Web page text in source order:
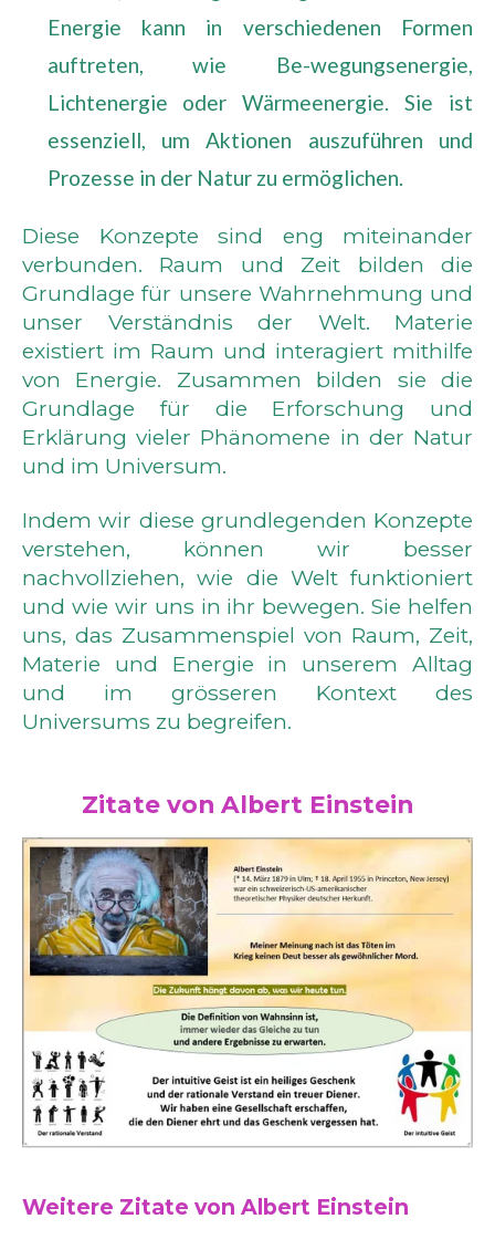
Energie kann in verschiedenen Formen
auftreten, wie Be-wegungsenergie,
Lichtenergie oder Wärmeenergie. Sie ist
essenziell, um Aktionen auszuführen und
Prozesse in der Natur zu ermöglichen.
Diese Konzepte sind eng miteinander
verbunden. Raum und Zeit bilden die
Grundlage für unsere Wahrnehmung und
unser Verständnis der Welt. Materie
existiert im Raum und interagiert mithilfe
von Energie. Zusammen bilden sie die
Grundlage für die Erforschung und
Erklärung vieler Phänomene in der Natur
und im Universum.
Indem wir diese grundlegenden Konzepte
verstehen, können wir besser
nachvollziehen, wie die Welt funktioniert
und wie wir uns in ihr bewegen. Sie helfen
uns, das Zusammenspiel von Raum, Zeit,
Materie und Energie in unserem Alltag
und im grösseren Kontext des
Universums zu begreifen.
Zitate von Albert Einstein
Weitere Zitate von Albert Einstein